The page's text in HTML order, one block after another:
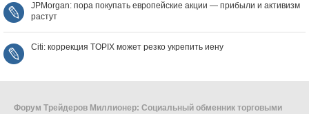
JPMorgan: пора покупать европейские акции — прибыли и активизм
растут
Citi: коррекция TOPIX может резко укрепить иену
Форум Трейдеров Миллионер: Социальный обменник торговыми